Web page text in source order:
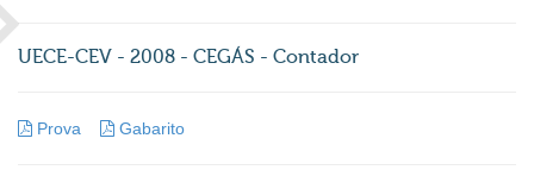
UECE-CEV - 2008 - CEGÁS - Contador
Prova Gabarito